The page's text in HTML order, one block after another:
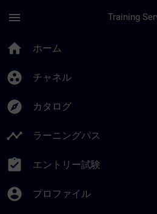
menu
home ホーム
group_work チャネル
explore カタログ
timeline ラーニングパス
assignment_turned_in エントリー試験
account_circle プロファイル